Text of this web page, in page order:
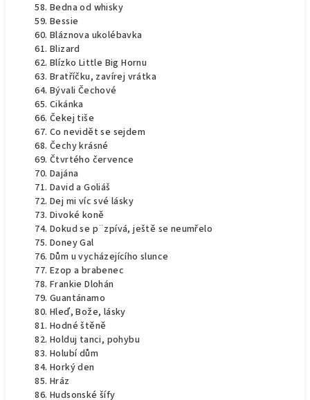
Bedna od whisky
Bessie
Bláznova ukolébavka
Blizard
Blízko Little Big Hornu
Bratříčku, zavírej vrátka
Bývali Čechové
Cikánka
Čekej tiše
Co nevidět se sejdem
Čechy krásné
Čtvrtého července
Dajána
David a Goliáš
Dej mi víc své lásky
Divoké koně
Dokud se p¨zpívá, ještě se neumřelo
Doney Gal
Dům u vycházejícího slunce
Ezop a brabenec
Frankie Dlohán
Guantánamo
Hleď, Bože, lásky
Hodné štěně
Holduj tanci, pohybu
Holubí dům
Horký den
Hráz
Hudsonské šífy